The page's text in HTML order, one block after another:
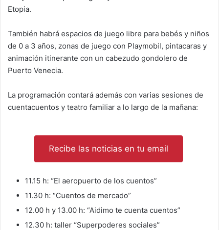
Etopia.
También habrá espacios de juego libre para bebés y niños
de 0 a 3 años, zonas de juego con Playmobil, pintacaras y
animación itinerante con un cabezudo gondolero de
Puerto Venecia.
La programación contará además con varias sesiones de
cuentacuentos y teatro familiar a lo largo de la mañana:
Recibe las noticias en tu email
11.15 h: “El aeropuerto de los cuentos”
11.30 h: “Cuentos de mercado”
12.00 h y 13.00 h: “Aidimo te cuenta cuentos”
12.30 h: taller “Superpoderes sociales”